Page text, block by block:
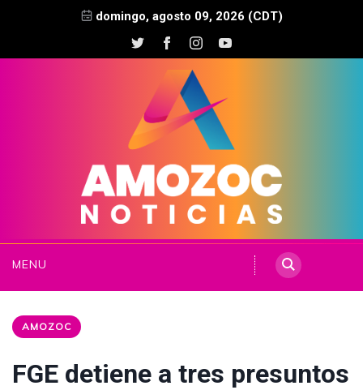
domingo, agosto 09, 2026 (CDT)
MENU
AMOZOC
FGE detiene a tres presuntos